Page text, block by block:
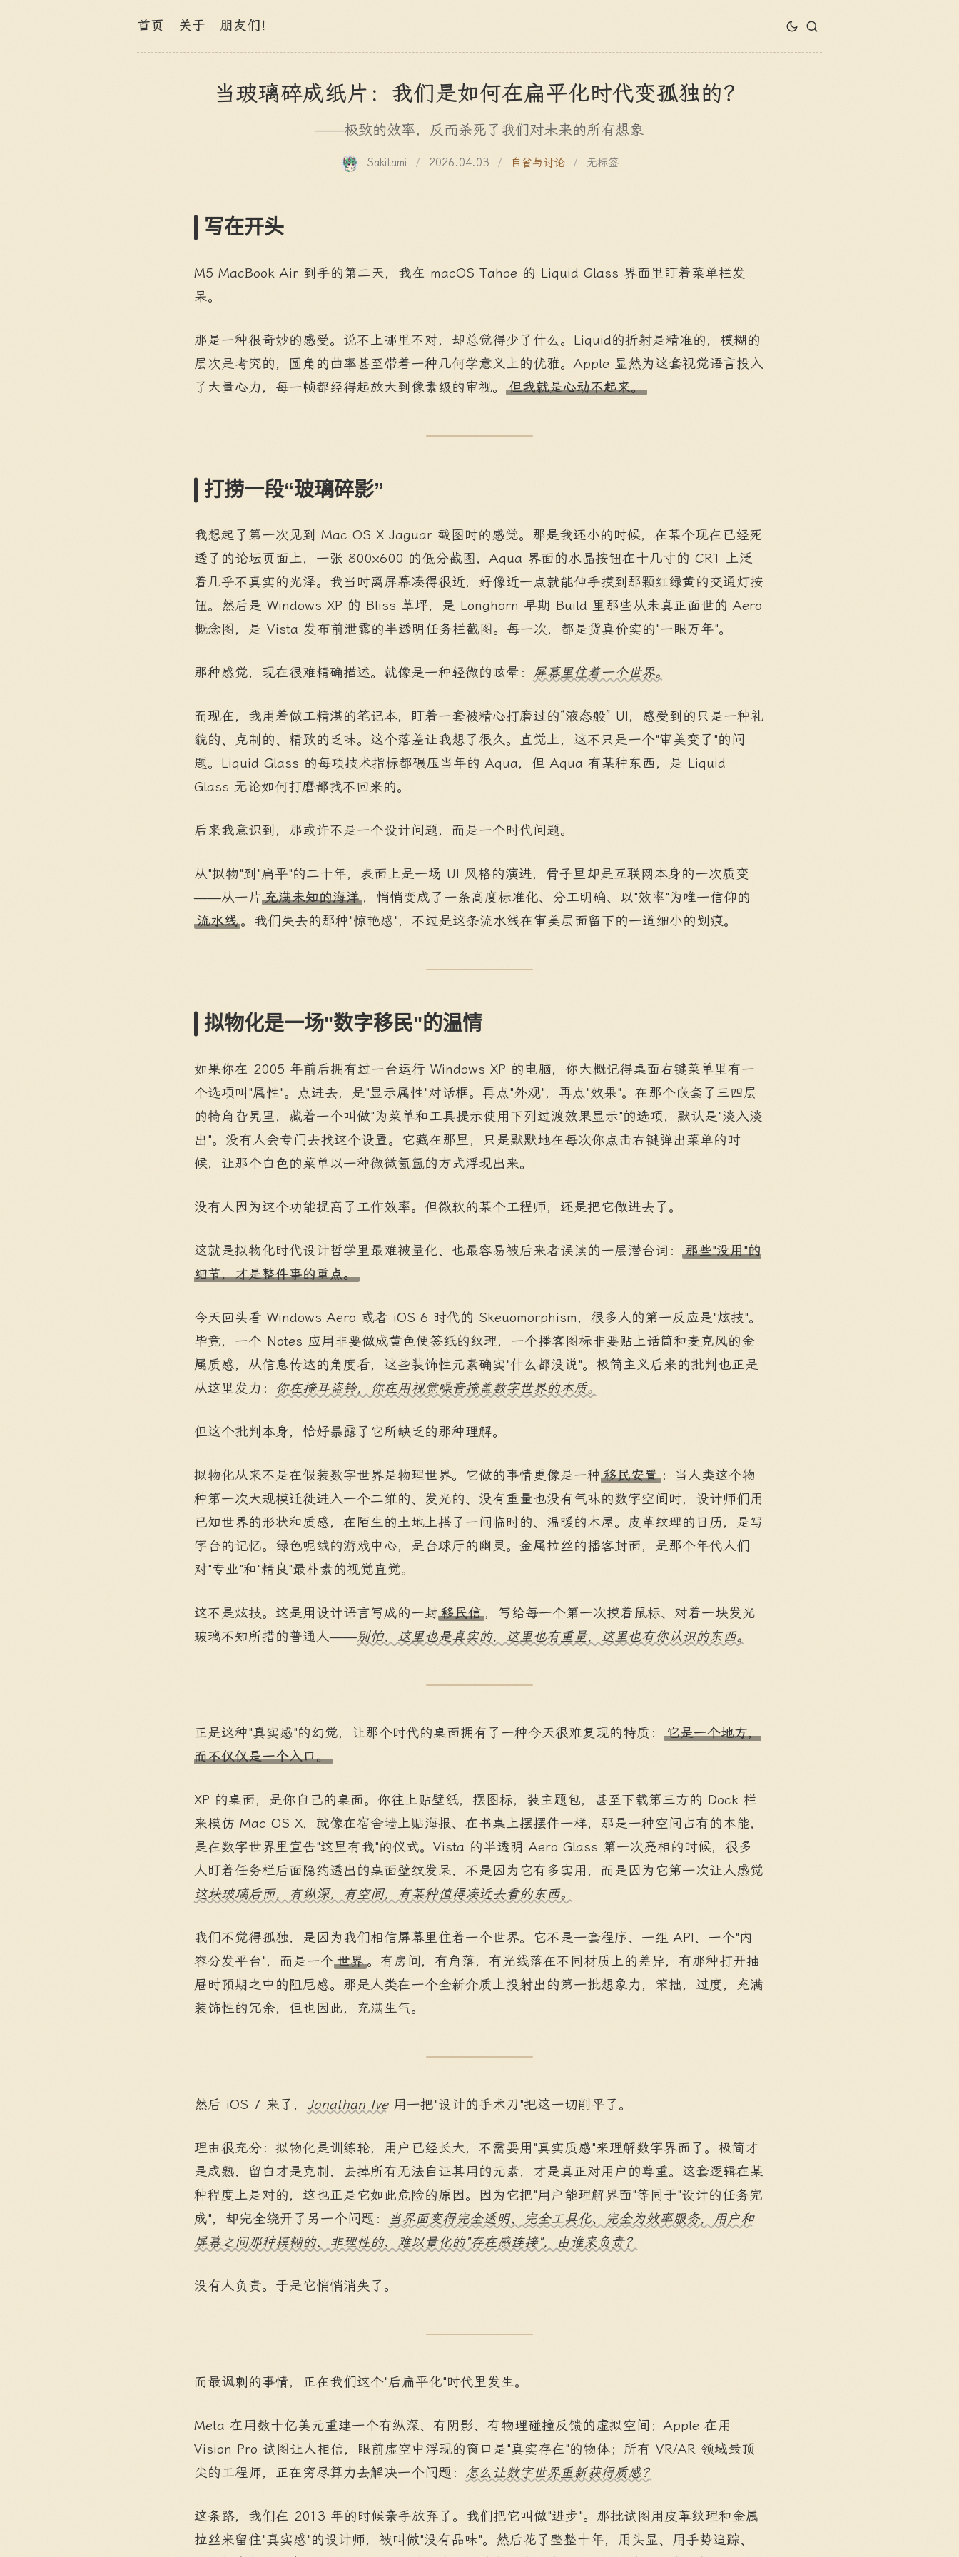
首页 关于 朋友们！
当玻璃碎成纸片：我们是如何在扁平化时代变孤独的？
——极致的效率，反而杀死了我们对未来的所有想象
Sakitami / 2026.04.03 / 自省与讨论 / 无标签
写在开头
M5 MacBook Air 到手的第二天，我在 macOS Tahoe 的 Liquid Glass 界面里盯着菜单栏发
呆。
那是一种很奇妙的感受。说不上哪里不对，却总觉得少了什么。Liquid的折射是精准的，模糊的
层次是考究的，圆角的曲率甚至带着一种几何学意义上的优雅。Apple 显然为这套视觉语言投入
了大量心力，每一帧都经得起放大到像素级的审视。
但我就是心动不起来。
打捞一段“玻璃碎影”
我想起了第一次见到 Mac OS X Jaguar 截图时的感觉。那是我还小的时候，在某个现在已经死
透了的论坛页面上，一张 800×600 的低分截图，Aqua 界面的水晶按钮在十几寸的 CRT 上泛
着几乎不真实的光泽。我当时离屏幕凑得很近，好像近一点就能伸手摸到那颗红绿黄的交通灯按
钮。然后是 Windows XP 的 Bliss 草坪，是 Longhorn 早期 Build 里那些从未真正面世的 Aero
概念图，是 Vista 发布前泄露的半透明任务栏截图。每一次，都是货真价实的"一眼万年"。
那种感觉，现在很难精确描述。就像是一种轻微的眩晕： 屏幕里住着一个世界。
而现在，我用着做工精湛的笔记本，盯着一套被精心打磨过的“液态般” UI，感受到的只是一种礼
貌的、克制的、精致的乏味。这个落差让我想了很久。直觉上，这不只是一个"审美变了"的问
题。Liquid Glass 的每项技术指标都碾压当年的 Aqua，但 Aqua 有某种东西，是 Liquid
Glass 无论如何打磨都找不回来的。
后来我意识到，那或许不是一个设计问题，而是一个时代问题。
从"拟物"到"扁平"的二十年，表面上是一场 UI 风格的演进，骨子里却是互联网本身的一次质变
——从一片 充满未知的海洋 ，悄悄变成了一条高度标准化、分工明确、以"效率"为唯一信仰的
流水线 。我们失去的那种"惊艳感"，不过是这条流水线在审美层面留下的一道细小的划痕。
拟物化是一场"数字移民"的温情
如果你在 2005 年前后拥有过一台运行 Windows XP 的电脑，你大概记得桌面右键菜单里有一
个选项叫"属性"。点进去，是"显示属性"对话框。再点"外观"，再点"效果"。在那个嵌套了三四层
的犄角旮旯里，藏着一个叫做"为菜单和工具提示使用下列过渡效果显示"的选项，默认是"淡入淡
出"。没有人会专门去找这个设置。它藏在那里，只是默默地在每次你点击右键弹出菜单的时
候，让那个白色的菜单以一种微微氤氲的方式浮现出来。
没有人因为这个功能提高了工作效率。但微软的某个工程师，还是把它做进去了。
这就是拟物化时代设计哲学里最难被量化、也最容易被后来者误读的一层潜台词：
那些"没用"的
细节，才是整件事的重点。
今天回头看 Windows Aero 或者 iOS 6 时代的 Skeuomorphism，很多人的第一反应是"炫技"。
毕竟，一个 Notes 应用非要做成黄色便签纸的纹理，一个播客图标非要贴上话筒和麦克风的金
属质感，从信息传达的角度看，这些装饰性元素确实"什么都没说"。极简主义后来的批判也正是
从这里发力： 你在掩耳盗铃，你在用视觉噪音掩盖数字世界的本质。
但这个批判本身，恰好暴露了它所缺乏的那种理解。
拟物化从来不是在假装数字世界是物理世界。它做的事情更像是一种 移民安置 ：当人类这个物
种第一次大规模迁徙进入一个二维的、发光的、没有重量也没有气味的数字空间时，设计师们用
已知世界的形状和质感，在陌生的土地上搭了一间临时的、温暖的木屋。皮革纹理的日历，是写
字台的记忆。绿色呢绒的游戏中心，是台球厅的幽灵。金属拉丝的播客封面，是那个年代人们
对"专业"和"精良"最朴素的视觉直觉。
这不是炫技。这是用设计语言写成的一封 移民信 ，写给每一个第一次摸着鼠标、对着一块发光
玻璃不知所措的普通人——别怕，这里也是真实的，这里也有重量，这里也有你认识的东西。
正是这种"真实感"的幻觉，让那个时代的桌面拥有了一种今天很难复现的特质：
它是一个地方，
而不仅仅是一个入口。
XP 的桌面，是你自己的桌面。你往上贴壁纸，摆图标，装主题包，甚至下载第三方的 Dock 栏
来模仿 Mac OS X，就像在宿舍墙上贴海报、在书桌上摆摆件一样，那是一种空间占有的本能，
是在数字世界里宣告"这里有我"的仪式。Vista 的半透明 Aero Glass 第一次亮相的时候，很多
人盯着任务栏后面隐约透出的桌面壁纹发呆，不是因为它有多实用，而是因为它第一次让人感觉
这块玻璃后面，有纵深，有空间，有某种值得凑近去看的东西。
我们不觉得孤独，是因为我们相信屏幕里住着一个世界。它不是一套程序、一组 API、一个"内
容分发平台"，而是一个世界 。有房间，有角落，有光线落在不同材质上的差异，有那种打开抽
屉时预期之中的阻尼感。那是人类在一个全新介质上投射出的第一批想象力，笨拙，过度，充满
装饰性的冗余，但也因此，充满生气。
然后 iOS 7 来了， Jonathan Ive用一把"设计的手术刀"把这一切削平了。
理由很充分：拟物化是训练轮，用户已经长大，不需要用"真实质感"来理解数字界面了。极简才
是成熟，留白才是克制，去掉所有无法自证其用的元素，才是真正对用户的尊重。这套逻辑在某
种程度上是对的，这也正是它如此危险的原因。因为它把"用户能理解界面"等同于"设计的任务完
成"，却完全绕开了另一个问题：
当界面变得完全透明、完全工具化、完全为效率服务，用户和
屏幕之间那种模糊的、非理性的、难以量化的"存在感连接"，由谁来负责？
没有人负责。于是它悄悄消失了。
而最讽刺的事情，正在我们这个"后扁平化"时代里发生。
Meta 在用数十亿美元重建一个有纵深、有阴影、有物理碰撞反馈的虚拟空间；Apple 在用
Vision Pro 试图让人相信，眼前虚空中浮现的窗口是"真实存在"的物体；所有 VR/AR 领域最顶
尖的工程师，正在穷尽算力去解决一个问题： 怎么让数字世界重新获得质感？
这条路，我们在 2013 年的时候亲手放弃了。我们把它叫做"进步"。那批试图用皮革纹理和金属
拉丝来留住"真实感"的设计师，被叫做"没有品味"。然后花了整整十年，用头显、用手势追踪、